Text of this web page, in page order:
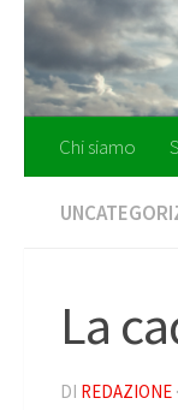
Chi siamo
La
DI REDAZIONE ·